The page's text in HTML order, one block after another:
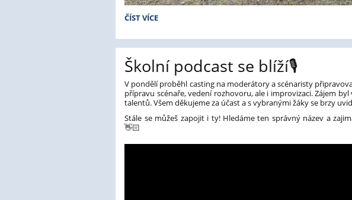
PŘIJÍMAČKY
2026:
ČÍST VÍCE
Školní podcast se blíží🎙️
V pondělí proběhl casting na moderátory a scénaristy
přípravu scénaře, vedení rozhovoru, ale i improvizaci. Zájem
talentů. Všem děkujeme za účast a s vybranými žáky se brzy
Stále se můžeš zapojit i ty! Hledáme ten správný název a
👋🏻